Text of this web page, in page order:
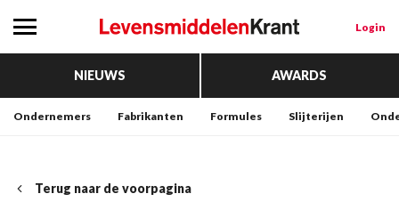
Login
NIEUWS AWARDS
Ondernemers Fabrikanten Formules Slijterijen
Terug naar de voorpagina